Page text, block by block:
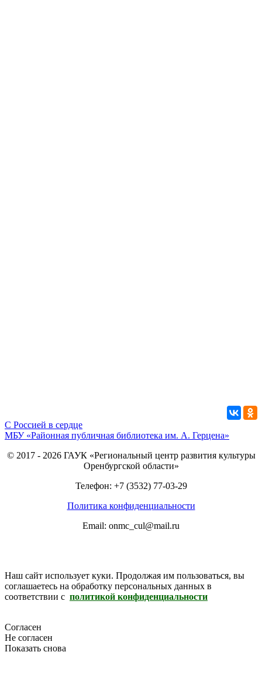
С Россией в сердце
МБУ «Районная публичная библиотека им. А. Герцена»
© 2017 - 2026 ГАУК «Региональный центр развития культуры
Оренбургской области»
Телефон: +7 (3532) 77-03-29
Политика конфиденциальности
Email: onmc_cul@mail.ru
Наш сайт использует куки. Продолжая им пользоваться, вы
соглашаетесь на обработку персональных данных в
соответствии с политикой конфиденциальности
Согласен
Не согласен
Показать снова